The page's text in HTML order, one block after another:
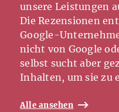
unsere Leistungen
Die Rezensionen
Google-
nicht von Google
selbst sucht aber
Inhalten, um sie zu
Alle ansehen